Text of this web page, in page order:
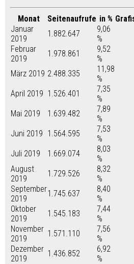
Monat Seitenaufrufe in %
Januar
2019
1.882.647
9,06
%
Februar
2019
1.978.861
9,52
%
März 2019 2.488.335
11,98
%
April 2019 1.526.401
7,35
%
Mai 2019
1.639.482
7,89
%
Juni 2019 1.564.595
7,53
%
Juli 2019
1.669.074
8,03
%
August
2019
1.729.526
8,32
%
September
2019
1.745.637
8,40
%
Oktober
2019
1.545.183
7,44
%
November
2019
1.571.110
7,56
%
Dezember
2019
1.436.852
6,92
%